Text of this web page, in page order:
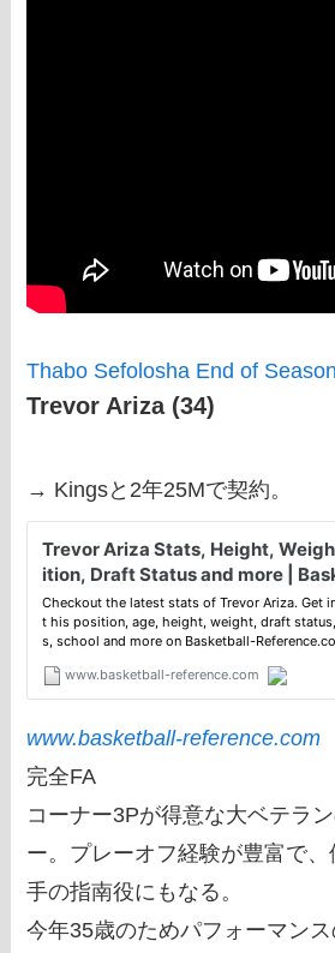
Thabo Sefolosha End of
Trevor Ariza (34)
→ Kingsと2年25Mで契約。
www.basketball-reference.com
完全FA
コーナー3Pが得意な大ベテラ
ー。プレーオフ経験が豊富で
手の指南役にもなる。
今年35歳のためパフォーマン